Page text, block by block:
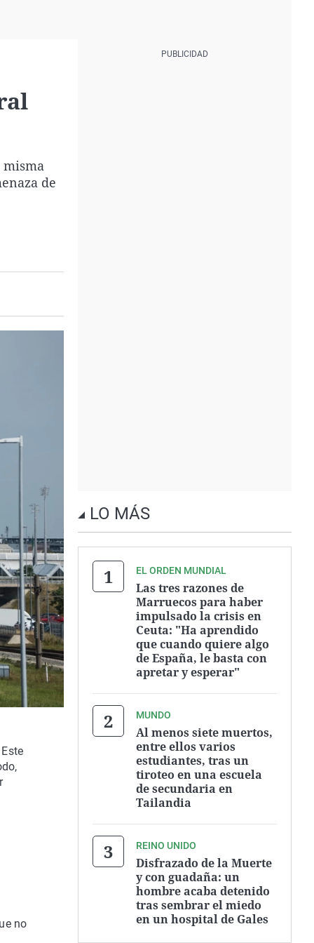
misma
de
Este
no
LO MÁS
EL ORDEN MUNDIAL
Las tres razones de
Marruecos para haber
impulsado la crisis en
Ceuta: "Ha aprendido
que cuando quiere algo
de España, le basta con
apretar y esperar"
MUNDO
Al menos siete muertos,
entre ellos varios
estudiantes, tras un
tiroteo en una escuela
de secundaria en
Tailandia
REINO UNIDO
Disfrazado de la Muerte
y con guadaña: un
hombre acaba detenido
tras sembrar el miedo
en un hospital de Gales